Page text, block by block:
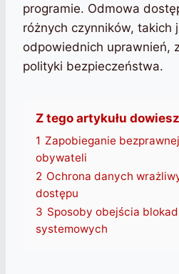
programie. Odmowa
różnych czynników, takich
odpowiednich uprawnień,
polityki bezpieczeństwa.
Z tego artykułu
1 Zapobieganie
obywateli
2 Ochrona danych
dostępu
3 Sposoby obejścia
systemowych